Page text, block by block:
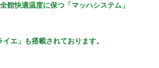
館快適温度に保つ「マッハシステム」
エ」も搭載されております。